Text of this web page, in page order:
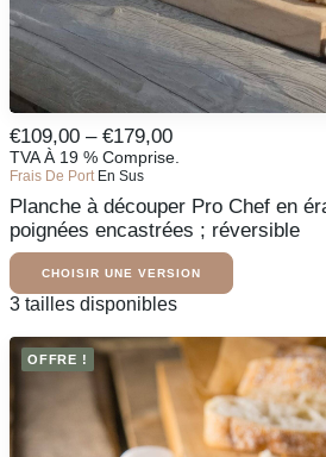
CHOISIR UNE
produit
existe
en
plusieurs
variantes.
Les
options
peuvent
être
sélectionnées
sur
du
produit
€109,00 – €179,00Fourchette
De
:
De
109,00
€
À
€
TVA À 19 % Comprise.
Frais De PortEn Sus
Planche à découper Pro Chef en
poignées encastrées ; réversible
CHOISIR UNE VERSION
Ce
existe
en
plusieurs
Les
3 tailles disponibles
OFFRE !